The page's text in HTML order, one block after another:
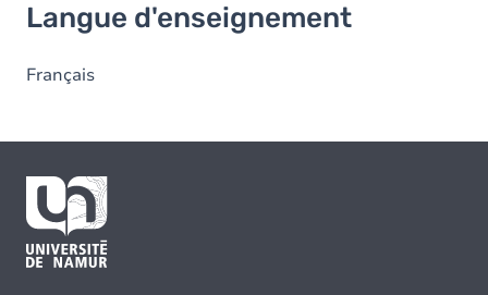
Langue d'enseignement
Français